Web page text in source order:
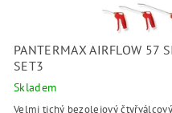
PANTERMAX AIRFLOW 57
SET3
Skladem
Velmi tichý bezolejový čtyřválcový